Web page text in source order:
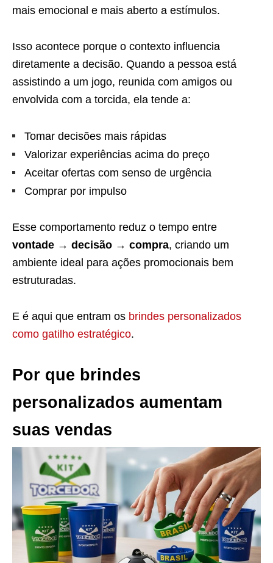
mais emocional e mais aberto a estímulos.
Isso acontece porque o contexto influencia
diretamente a decisão. Quando a pessoa está
assistindo a um jogo, reunida com amigos ou
envolvida com a torcida, ela tende a:
Tomar decisões mais rápidas
Valorizar experiências acima do preço
Aceitar ofertas com senso de urgência
Comprar por impulso
Esse comportamento reduz o tempo entre
vontade → decisão → compra, criando um
ambiente ideal para ações promocionais bem
estruturadas.
E é aqui que entram os brindes personalizados
como gatilho estratégico.
Por que brindes
personalizados aumentam
suas vendas